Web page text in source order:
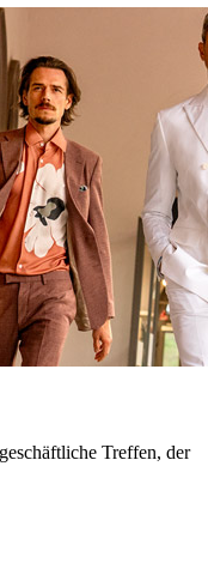
Treffen, der